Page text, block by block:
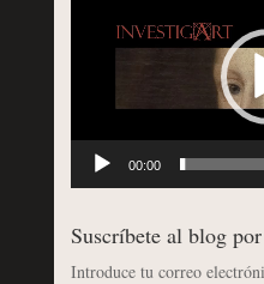
00:00
Suscríbete al blog
Introduce tu correo